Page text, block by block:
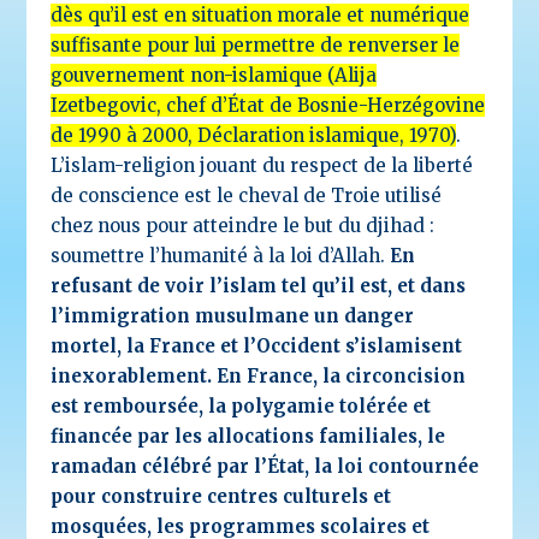
dès qu’il est en situation morale et numérique
suffisante pour lui permettre de renverser le
gouvernement non-islamique (Alija
Izetbegovic, chef d’État de Bosnie-Herzégovine
de 1990 à 2000, Déclaration islamique, 1970).
L’islam-religion jouant du respect de la liberté
de conscience est le cheval de Troie utilisé
chez nous pour atteindre le but du djihad :
soumettre l’humanité à la loi d’Allah. En
refusant de voir l’islam tel qu’il est, et dans
l’immigration musulmane un danger
mortel, la France et l’Occident s’islamisent
inexorablement. En France, la circoncision
est remboursée, la polygamie tolérée et
financée par les allocations familiales, le
ramadan célébré par l’État, la loi contournée
pour construire centres culturels et
mosquées, les programmes scolaires et